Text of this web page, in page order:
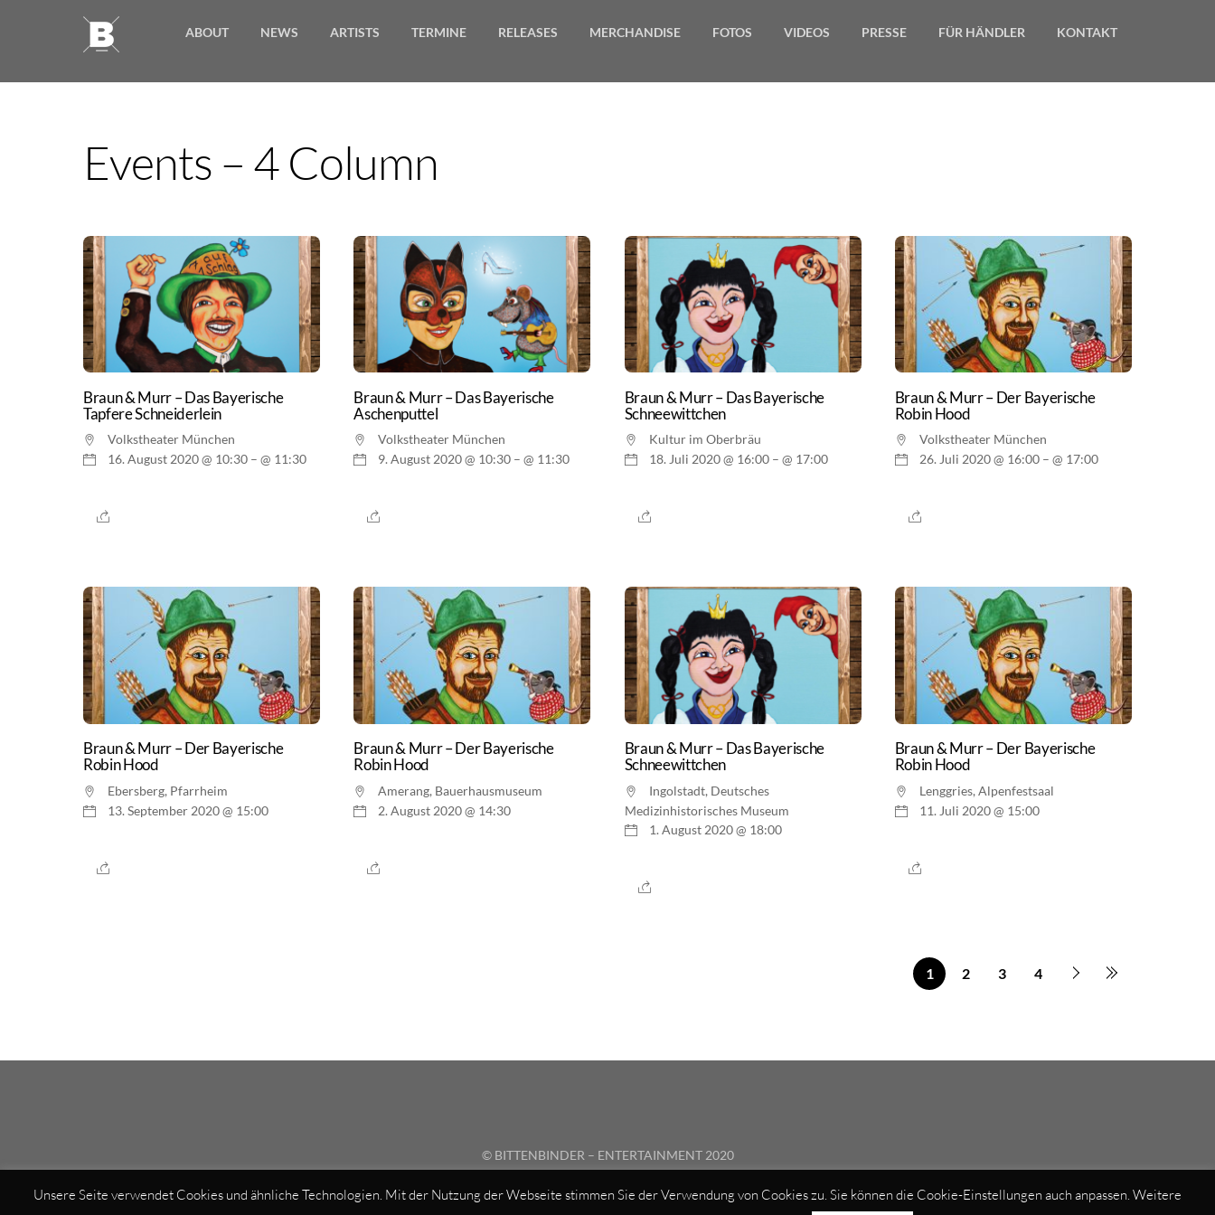
ABOUT NEWS ARTISTS TERMINE RELEASES MERCHANDISE FOTOS VIDEOS PRESSE FÜR HÄNDLER KONTAKT
Events – 4 Column
Braun & Murr – Das Bayerische
Tapfere Schneiderlein
Volkstheater München
16. August 2020 @ 10:30 – @ 11:30
Braun & Murr – Das Bayerische
Aschenputtel
Volkstheater München
9. August 2020 @ 10:30 – @ 11:30
Braun & Murr – Das Bayerische
Schneewittchen
Kultur im Oberbräu
18. Juli 2020 @ 16:00 – @ 17:00
Braun & Murr – Der Bayerische
Robin Hood
Volkstheater München
26. Juli 2020 @ 16:00 – @ 17:00
Braun & Murr – Der Bayerische
Robin Hood
Ebersberg, Pfarrheim
13. September 2020 @ 15:00
Braun & Murr – Der Bayerische
Robin Hood
Amerang, Bauerhausmuseum
2. August 2020 @ 14:30
Braun & Murr – Das Bayerische
Schneewittchen
Ingolstadt, Deutsches
Medizinhistorisches Museum
1. August 2020 @ 18:00
Braun & Murr – Der Bayerische
Robin Hood
Lenggries, Alpenfestsaal
11. Juli 2020 @ 15:00
1 2 3 4
© BITTENBINDER – ENTERTAINMENT 2020
Unsere Seite verwendet Cookies und ähnliche Technologien. Mit der Nutzung der Webseite stimmen Sie der Verwendung von Cookies zu. Sie können die Cookie-Einstellungen auch anpassen. Weitere